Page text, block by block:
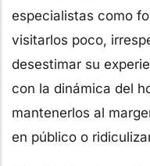
especialistas como
visitarlos poco,
desestimar su
con la dinámica del
mantenerlos al
en público o